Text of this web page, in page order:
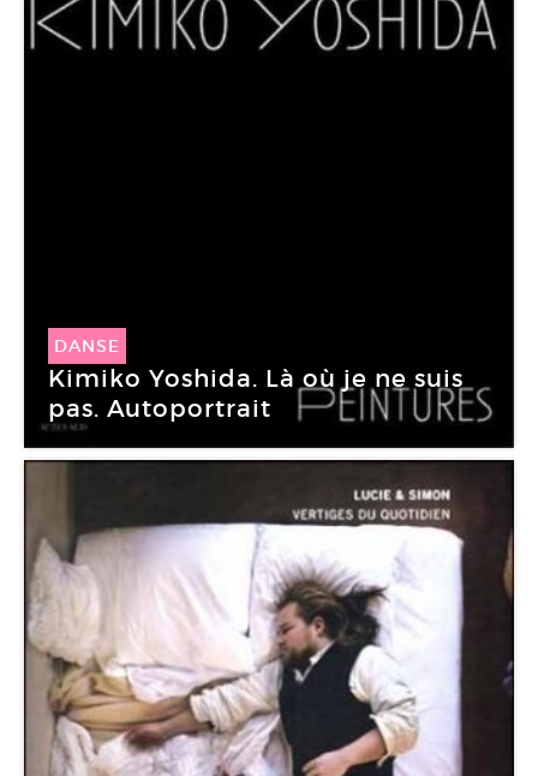
DANSE
Kimiko Yoshida. Là où je ne suis
pas. Autoportrait